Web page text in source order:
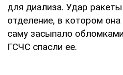
для диализа. Удар
отделение, в котором она
саму засыпало
ГСЧС спасли ее.